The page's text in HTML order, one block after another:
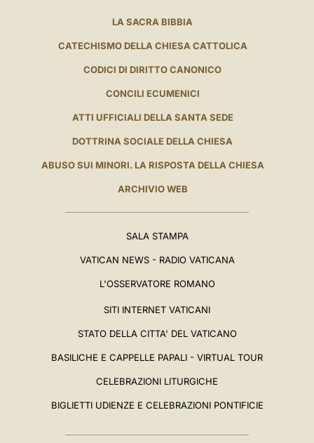
LA SACRA BIBBIA
CATECHISMO DELLA CHIESA CATTOLICA
CODICI DI DIRITTO CANONICO
CONCILI ECUMENICI
ATTI UFFICIALI DELLA SANTA SEDE
DOTTRINA SOCIALE DELLA CHIESA
ABUSO SUI MINORI. LA RISPOSTA DELLA CHIESA
ARCHIVIO WEB
SALA STAMPA
VATICAN NEWS - RADIO VATICANA
L'OSSERVATORE ROMANO
SITI INTERNET VATICANI
STATO DELLA CITTA' DEL VATICANO
BASILICHE E CAPPELLE PAPALI - VIRTUAL TOUR
CELEBRAZIONI LITURGICHE
BIGLIETTI UDIENZE E CELEBRAZIONI PONTIFICIE